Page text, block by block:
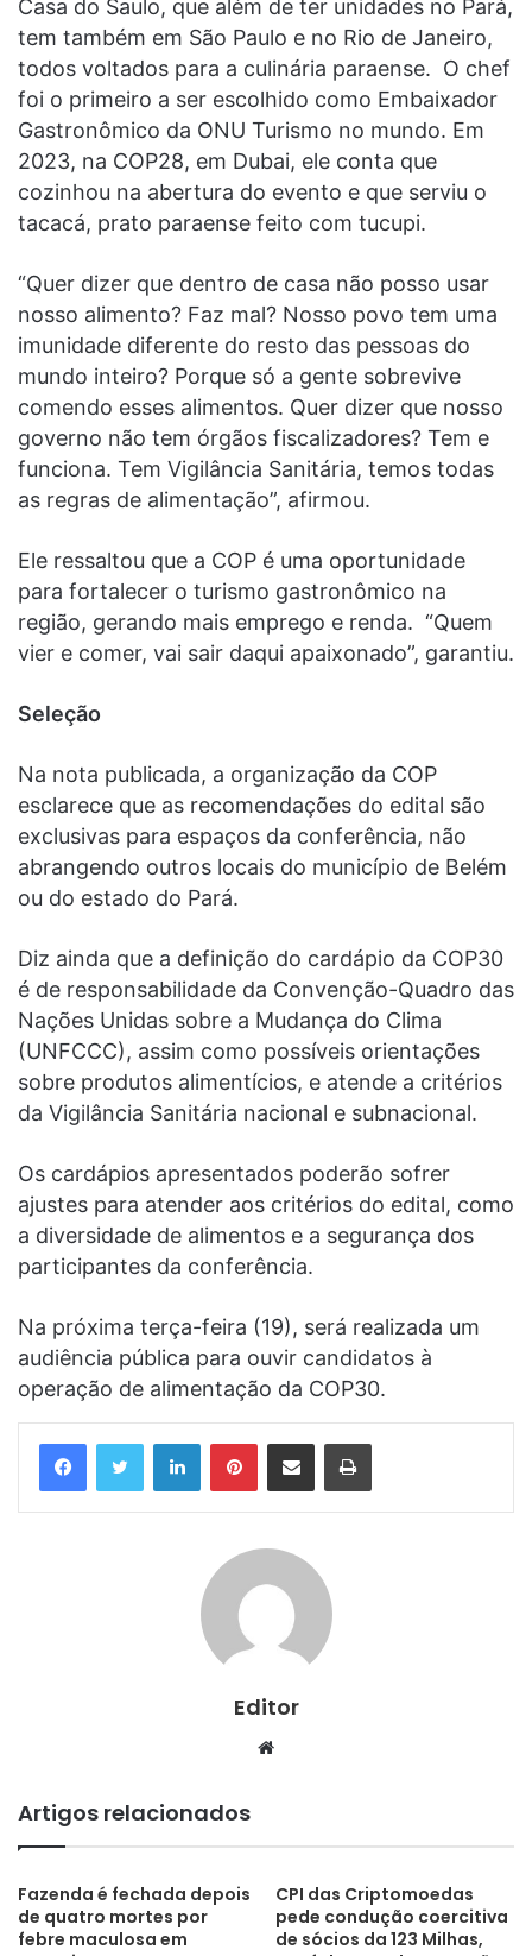
Casa do Saulo, que além de ter unidades no Pará,
tem também em São Paulo e no Rio de Janeiro,
todos voltados para a culinária paraense. O chef
foi o primeiro a ser escolhido como Embaixador
Gastronômico da ONU Turismo no mundo. Em
2023, na COP28, em Dubai, ele conta que
cozinhou na abertura do evento e que serviu o
tacacá, prato paraense feito com tucupi.
“Quer dizer que dentro de casa não posso usar
nosso alimento? Faz mal? Nosso povo tem uma
imunidade diferente do resto das pessoas do
mundo inteiro? Porque só a gente sobrevive
comendo esses alimentos. Quer dizer que nosso
governo não tem órgãos fiscalizadores? Tem e
funciona. Tem Vigilância Sanitária, temos todas
as regras de alimentação”, afirmou.
Ele ressaltou que a COP é uma oportunidade
para fortalecer o turismo gastronômico na
região, gerando mais emprego e renda. “Quem
vier e comer, vai sair daqui apaixonado”, garantiu.
Seleção
Na nota publicada, a organização da COP
esclarece que as recomendações do edital são
exclusivas para espaços da conferência, não
abrangendo outros locais do município de Belém
ou do estado do Pará.
Diz ainda que a definição do cardápio da COP30
é de responsabilidade da Convenção-Quadro das
Nações Unidas sobre a Mudança do Clima
(UNFCCC), assim como possíveis orientações
sobre produtos alimentícios, e atende a critérios
da Vigilância Sanitária nacional e subnacional.
Os cardápios apresentados poderão sofrer
ajustes para atender aos critérios do edital, como
a diversidade de alimentos e a segurança dos
participantes da conferência.
Na próxima terça-feira (19), será realizada um
audiência pública para ouvir candidatos à
operação de alimentação da COP30.
LinkedinPinterestCompartilhar via e-mail Imprimir
Editor
Website
Artigos relacionados
Fazenda é fechada depois
de quatro mortes por
febre maculosa em
CPI das Criptomoedas
pede condução coercitiva
de sócios da 123 Milhas,